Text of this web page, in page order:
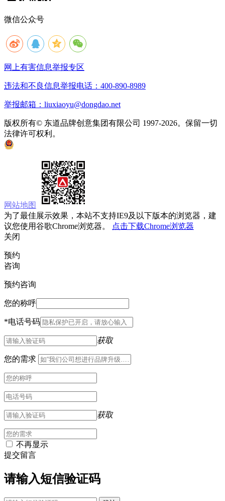
微信公众号
网上有害信息举报专区
违法和不良信息举报电话：400-890-8989
举报邮箱：liuxiaoyu@dongdao.net
版权所有© 东道品牌创意集团有限公司 1997-2026。保留一切
法律许可权利。
网站地图
为了最佳展示效果，本站不支持IE9及以下版本的浏览器，建
议您使用谷歌Chrome浏览器。
点击下载Chrome浏览器
关闭
预约
咨询
预约咨询
您的称呼
*电话号码
获取
您的需求
获取
不再显示
提交留言
请输入短信验证码